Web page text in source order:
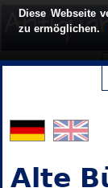
Alte
Diese Webseite
zu ermöglichen.